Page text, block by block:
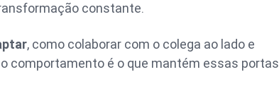
constante.
, como colaborar com o colega ao lado e
comportamento é o que mantém essas portas